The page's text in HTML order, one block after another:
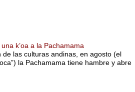
k’oa a la Pachamama
las culturas andinas, en agosto (el
la Pachamama tiene hambre y abre